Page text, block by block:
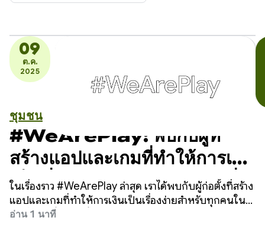
09
ต.ค.
2025
ชุมชน
#WeArePlay: พบกับผู้ที่
สร้างแอปและเกมที่ทำให้การเงิน
เป็นเรื่องง่ายสำหรับทุกคนทุกที่
ในเรื่องราว #WeArePlay ล่าสุด เราได้พบกับผู้ก่อตั้งที่สร้าง
แอปและเกมที่ทำให้การเงินเป็นเรื่องง่ายสำหรับทุกคนใน
ทุกที่ ผู้ก่อตั้งเหล่านี้กำลังทลายอุปสรรคทางการเงินแบบ
อ่าน 1 นาที